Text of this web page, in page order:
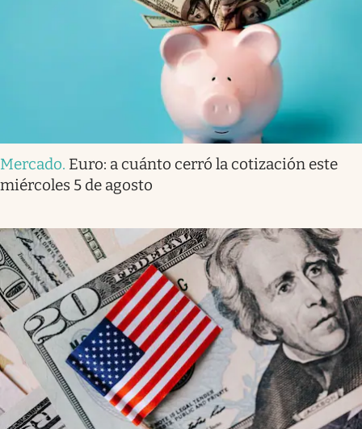
Mercado. Euro: a cuánto cerró la cotización este
miércoles 5 de agosto